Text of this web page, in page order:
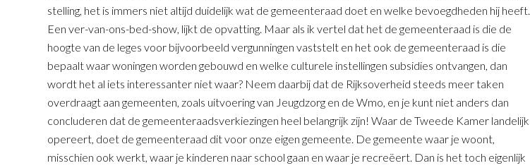
stelling, het is immers niet altijd duidelijk wat de gemeenteraad doet en welke bevoegdheden hij heeft.
Een ver-van-ons-bed-show, lijkt de opvatting. Maar als ik vertel dat het de gemeenteraad is die de
hoogte van de leges voor bijvoorbeeld vergunningen vaststelt en het ook de gemeenteraad is die
bepaalt waar woningen worden gebouwd en welke culturele instellingen subsidies ontvangen, dan
wordt het al iets interessanter niet waar? Neem daarbij dat de Rijksoverheid steeds meer taken
overdraagt aan gemeenten, zoals uitvoering van Jeugdzorg en de Wmo, en je kunt niet anders dan
concluderen dat de gemeenteraadsverkiezingen heel belangrijk zijn! Waar de Tweede Kamer landelijk
opereert, doet de gemeenteraad dit voor onze eigen gemeente. De gemeente waar je woont,
misschien ook werkt, waar je kinderen naar school gaan en waar je recreëert. Dan is het toch eigenlijk